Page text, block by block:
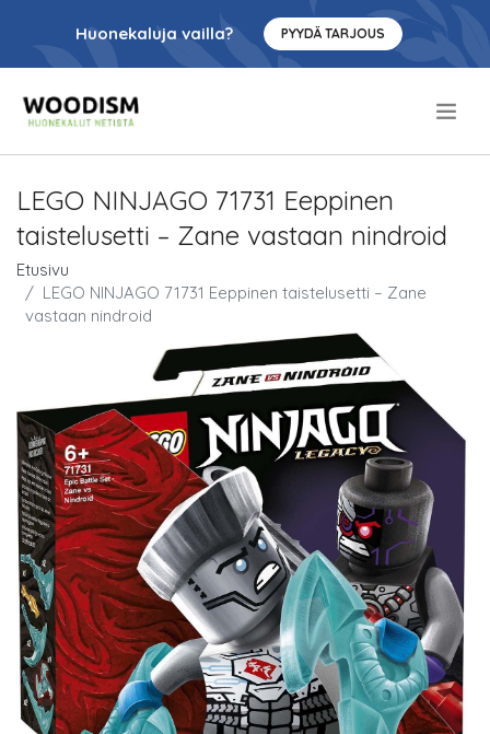
Huonekaluja vailla? PYYDÄ TARJOUS
LEGO NINJAGO 71731 Eeppinen
taistelusetti – Zane vastaan nindroid
Etusivu
LEGO NINJAGO 71731 Eeppinen taistelusetti – Zane
vastaan nindroid